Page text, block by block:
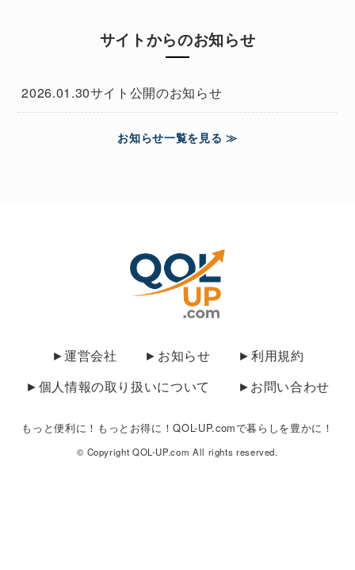
サイトからのお知らせ
2026.01.30サイト公開のお知らせ
お知らせ一覧を見る ≫
►運営会社 ►お知らせ
►利用規約
►個人情報の取り扱いについて
►お問い合わせ
もっと便利に！もっとお得に！QOL-UP.comで暮らしを豊かに！
© Copyright QOL-UP.com All rights reserved.